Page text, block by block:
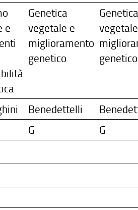
e
Genetica
vegetale e
miglioramento
genetico
Genetica
genetico
Benedettelli
G G